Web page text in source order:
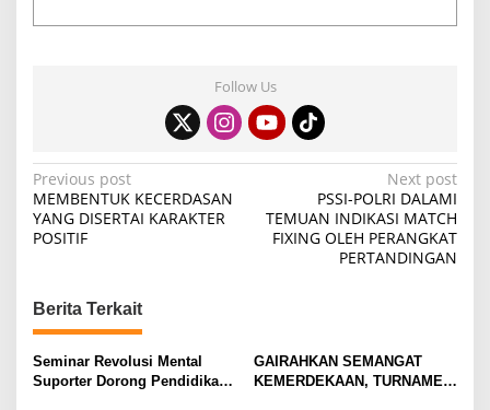
Follow Us
P
o
s
n
a
v
Previous post
MEMBENTUK KECERDASAN
YANG DISERTAI KARAKTER
POSITIF
Next post
PSSI-POLRI DALAMI
TEMUAN INDIKASI MATCH
FIXING OLEH PERANGKAT
PERTANDINGAN
Berita Terkait
Seminar Revolusi Mental
Suporter Dorong Pendidikan
GAIRAHKAN SEMANGAT
KEMERDEKAAN, TURNAMEN